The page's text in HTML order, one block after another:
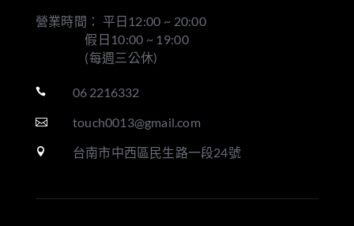
營業時間： 平日12:00 ~ 20:00
假日10:00 ~ 19:00
(每週三公休)
 06 2216332
 touch0013@gmail.com
 台南市中西區民生路一段24號